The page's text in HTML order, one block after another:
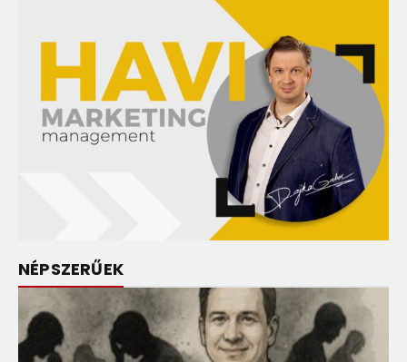
NÉPSZERŰEK